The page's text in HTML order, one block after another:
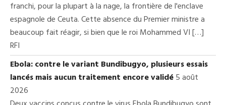
franchi, pour la plupart à la nage, la frontière de l'enclave
espagnole de Ceuta. Cette absence du Premier ministre a
beaucoup fait réagir, si bien que le roi Mohammed VI […]
RFI
Ebola: contre le variant Bundibugyo, plusieurs essais
lancés mais aucun traitement encore validé5 août
2026